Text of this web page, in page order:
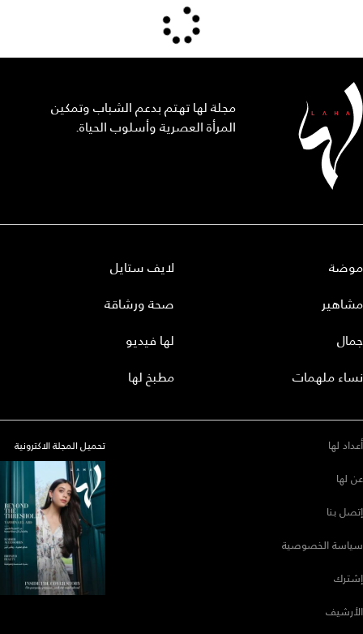
مجلة لها تهتم بدعم الشباب وتمكين
المرأة العصرية وأسلوب الحياة.
موضة
مشاهير
جمال
نساء ملهمات
لايف ستايل
صحة ورشاقة
لها فيديو
مطبخ لها
أعداد لها
عن لها
إتصل بنا
سياسة الخصوصية
إشترك
الأرشيف
تحميل المجلة الاكترونية